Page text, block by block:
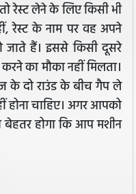
रेस्ट लेने के लिए किसी भी
रेस्ट के नाम पर वह अपने
जाते हैं। इससे किसी दूसरे
का मौका नहीं मिलता।
के दो राउंड के बीच गैप ले
चाहिए। अगर आपको
बेहतर होगा कि आप मशीन